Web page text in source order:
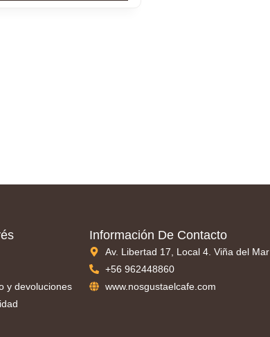
y devoluciones
Información De Contacto
Av. Libertad 17, Local 4. Viña del Mar
+56 962448860
www.nosgustaelcafe.com